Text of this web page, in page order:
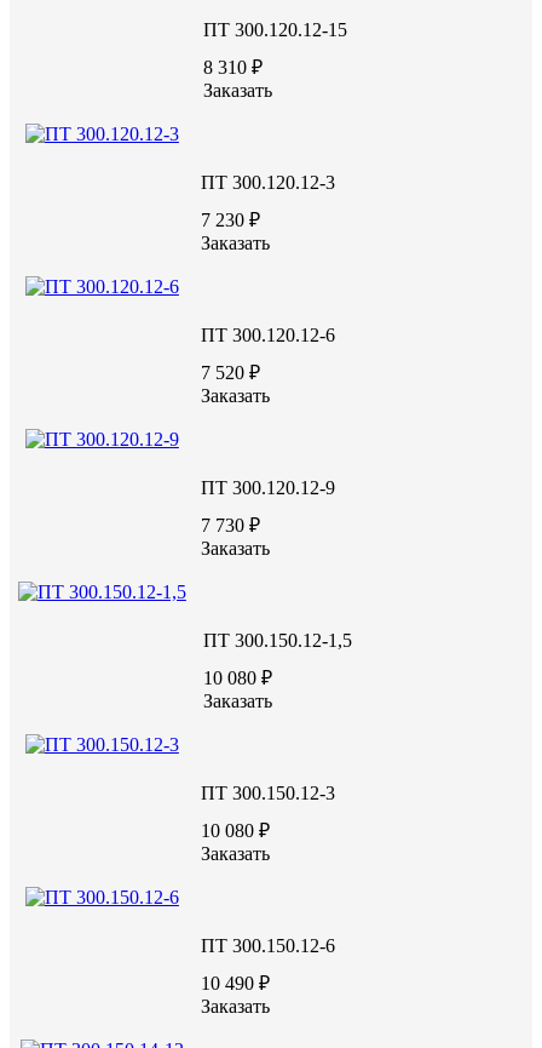
Основное назначение плиты обеспечение высокой плотности
факторов: излишней влаги, перепадов температуры и обвалов
ПТО 200.240.14-6
ПТ 300.120.12-15
8 310 ₽
Заказать
ПТ 300.120.12-3
7 230 ₽
Заказать
ПТ 300.120.12-6
7 520 ₽
Заказать
ПТ 300.120.12-9
7 730 ₽
Заказать
ПТ 300.150.12-1,5
10 080 ₽
Заказать
ПТ 300.150.12-3
10 080 ₽
Заказать
ПТ 300.150.12-6
10 490 ₽
Заказать